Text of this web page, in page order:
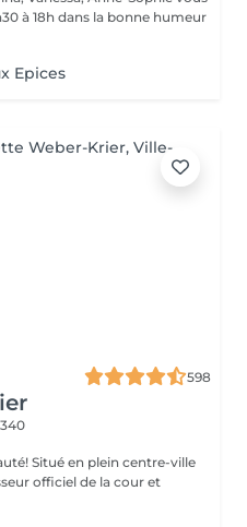
à 18h dans la bonne humeur
Epices
598
ville
officiel de la cour et